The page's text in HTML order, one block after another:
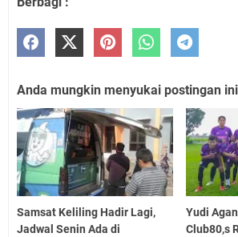
Anda mungkin menyukai postingan
Samsat Keliling Hadir Lagi,
Jadwal Senin Ada di
Yudi
Club80,s